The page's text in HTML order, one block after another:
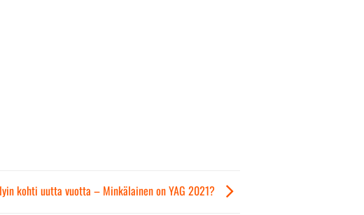
kohti uutta vuotta – Minkälainen on YAG 2021?